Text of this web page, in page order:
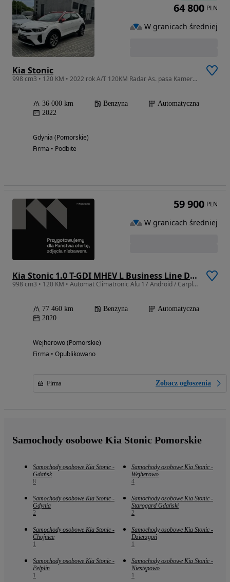
Kia Stonic
998 cm3 • 120 KM • 2022 rok A/T 120KM Radar As. pasa Kamera Climatronic Podgrz fot+kiera
36 000 km Benzyna
Automatyczna
2022
Gdynia (Pomorskie)
Firma • Podbite
64 800 PLN
W granicach średniej
Kia Stonic 1.0 T-GDI MHEV L Business Line DCT
998 cm3 • 120 KM • Automat Climatronic Alu 17 Android / Carplay Dealer Kia Gwarancja
77 460 km Benzyna
Automatyczna
2020
Wejherowo (Pomorskie)
Firma • Opublikowano
Firma Zobacz ogłoszenia
59 900 PLN
W granicach średniej
Samochody osobowe Kia Stonic Pomorskie
Samochody osobowe Kia Stonic -
Gdańsk
8
Samochody osobowe Kia Stonic -
Wejherowo
4
Samochody osobowe Kia Stonic -
Gdynia
2
Samochody osobowe Kia Stonic -
Starogard Gdański
2
Samochody osobowe Kia Stonic -
Chojnice
1
Samochody osobowe Kia Stonic -
Dzierzgoń
1
Samochody osobowe Kia Stonic -
Pelplin
1
Samochody osobowe Kia Stonic -
Niestępowo
1